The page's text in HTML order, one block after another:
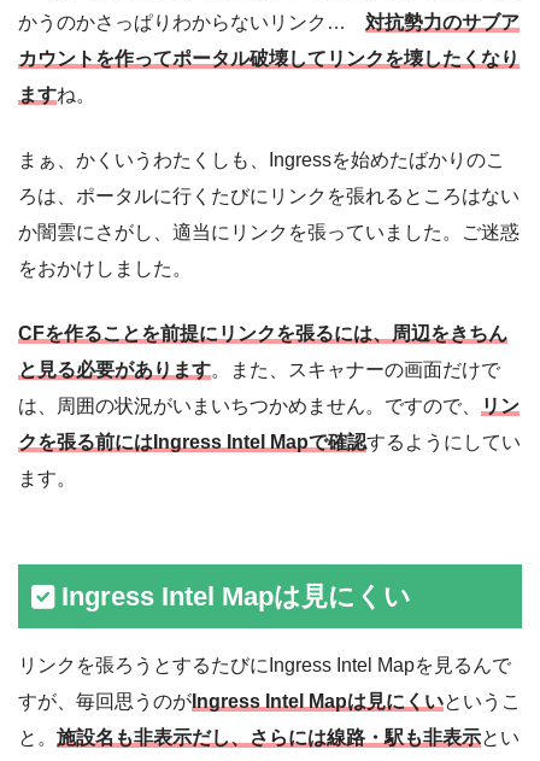
かうのかさっぱりわからないリンク… 対抗勢力のサブア
カウントを作ってポータル破壊してリンクを壊したくなり
ますね。
まぁ、かくいうわたくしも、Ingressを始めたばかりのこ
ろは、ポータルに行くたびにリンクを張れるところはない
か闇雲にさがし、適当にリンクを張っていました。ご迷惑
をおかけしました。
CFを作ることを前提にリンクを張るには、周辺をきちん
と見る必要があります。また、スキャナーの画面だけで
は、周囲の状況がいまいちつかめません。ですので、
リン
クを張る前にはIngress Intel Mapで確認するようにしてい
ます。
Ingress Intel Mapは見にくい
リンクを張ろうとするたびにIngress Intel Mapを見るんで
すが、毎回思うのが Ingress Intel Mapは見にくいというこ
と。 施設名も非表示だし、さらには線路・駅も非表示とい